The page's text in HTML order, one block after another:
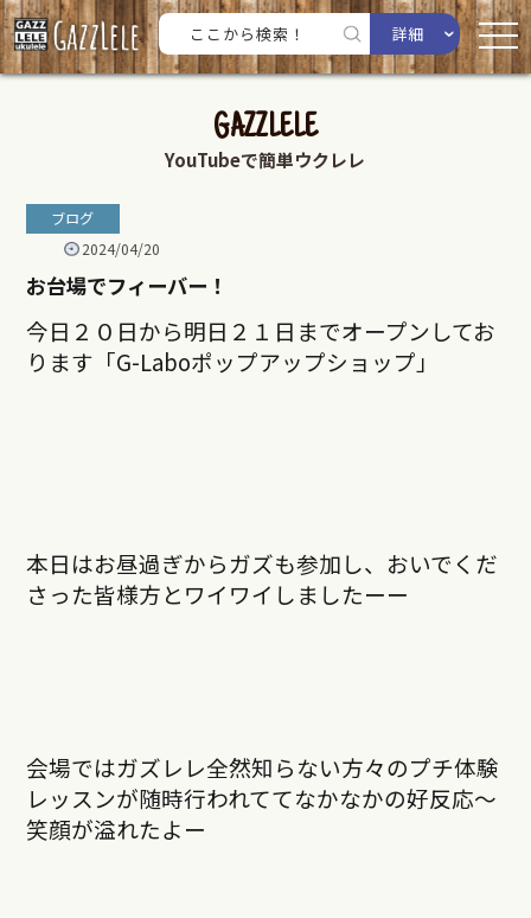
詳細
GAZZLELE
YouTubeで簡単ウクレレ
ブログ
2024/04/20
お台場でフィーバー！
今日２０日から明日２１日までオープンしてお
ります「G-Laboポップアップショップ」
本日はお昼過ぎからガズも参加し、おいでくだ
さった皆様方とワイワイしましたーー
会場ではガズレレ全然知らない方々のプチ体験
レッスンが随時行われててなかなかの好反応〜
笑顔が溢れたよー